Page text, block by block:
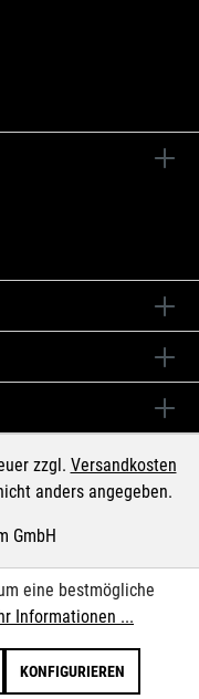
zzgl. Versandkosten
anders angegeben.
GmbH
eine bestmögliche
Informationen ...
KONFIGURIEREN